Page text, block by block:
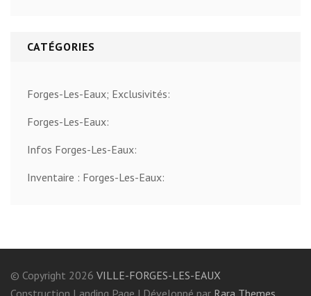
CATÉGORIES
Forges-Les-Eaux; Exclusivités:
Forges-Les-Eaux:
Infos Forges-Les-Eaux:
Inventaire : Forges-Les-Eaux:
© Copyright 2026 VILLE-FORGES-LES-EAUX
Construction Landing Page | Développé par Rara Themes